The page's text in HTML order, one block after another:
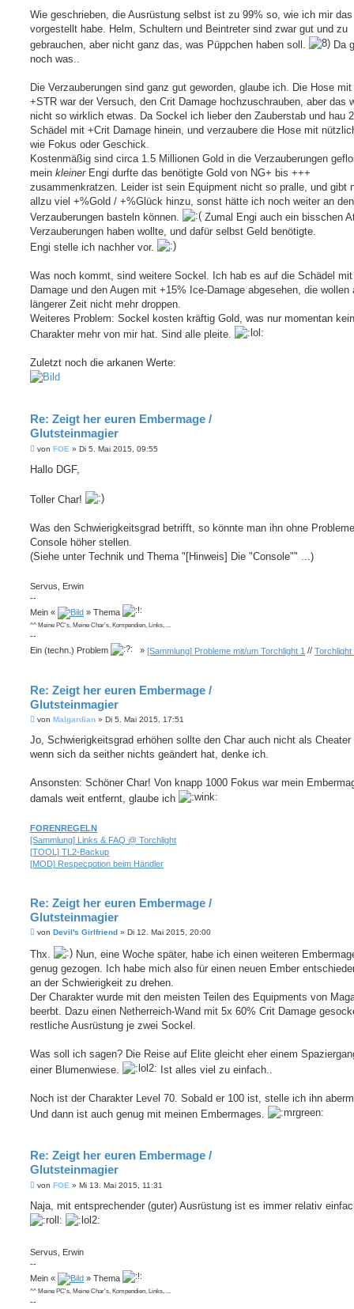
Wie geschrieben, die Ausrüstung selbst ist zu 99% so, wie ich mir das
vorgestellt habe. Helm, Schultern und Beintreter sind zwar gut und zu
gebrauchen, aber nicht ganz das, was Püppchen haben soll.
Da
noch was..
Die Verzauberungen sind ganz gut geworden, glaube ich. Die Hose mit
+STR war der Versuch, den Crit Damage hochzuschrauben, aber das
nicht so wirklich etwas. Da Sockel ich lieber den Zauberstab und hau 2
Schädel mit +Crit Damage hinein, und verzaubere die Hose mit
wie Fokus oder Geschick.
Kostenmäßig sind circa 1.5 Millionen Gold in die Verzauberungen
mein kleinerEngi durfte das benötigte Gold von NG+ bis +++
zusammenkratzen. Leider ist sein Equipment nicht so pralle, und gibt
allzu viel +%Gold / +%Glück hinzu, sonst hätte ich noch weiter an den
Verzauberungen basteln können.
Zumal Engi auch ein bisschen
Verzauberungen haben wollte, und dafür selbst Geld benötigte.
Engi stelle ich nachher vor.
Was noch kommt, sind weitere Sockel. Ich hab es auf die Schädel
Damage und den Augen mit +15% Ice-Damage abgesehen, die wollen
längerer Zeit nicht mehr droppen.
Weiteres Problem: Sockel kosten kräftig Gold, was nur momentan kein
Charakter mehr von mir hat. Sind alle pleite.
Zuletzt noch die arkanen Werte:
Re: Zeigt her euren Embermage /
Glutsteinmagier
B
i
a
g
von FOE » Di 5. Mai 2015, 09:55
Hallo DGF,
Toller Char!
Was den Schwierigkeitsgrad betrifft, so könnte man ihn ohne
Console höher stellen.
(Siehe unter Technik und Thema "[Hinweis] Die "Console"" ...)
Servus, Erwin
--
Mein «
» Thema
^^ Meine PC's, Meine Char's, Kompendien, Links, ...
--
Ein (techn.) Problem
» [Sammlung] Probleme mit/um Torchlight 1 // Torchlight
Re: Zeigt her euren Embermage /
Glutsteinmagier
B
i
r
von Malgardian » Di 5. Mai 2015, 17:51
Jo, Schwierigkeitsgrad erhöhen sollte den Char auch nicht als Cheater
wenn sich da seither nichts geändert hat, denke ich.
Ansonsten: Schöner Char! Von knapp 1000 Fokus war mein
damals weit entfernt, glaube ich
FORENREGELN
[Sammlung] Links & FAQ @ Torchlight
[TOOL] TL2-Backup
[MOD] Respecpotion beim Händler
Re: Zeigt her euren Embermage /
Glutsteinmagier
B
i
r
a
g
von Devil's Girlfriend » Di 12. Mai 2015, 20:00
Thx.
Nun, eine Woche später, habe ich einen weiteren
genug gezogen. Ich habe mich also für einen neuen Ember
an der Schwierigkeit zu drehen.
Der Charakter wurde mit den meisten Teilen des Equipments von
beerbt. Dazu einen Netherreich-Wand mit 5x 60% Crit Damage
restliche Ausrüstung je zwei Sockel.
Was soll ich sagen? Die Reise auf Elite gleicht eher einem
einer Blumenwiese.
Ist alles viel zu einfach..
Noch ist der Charakter Level 70. Sobald er 100 ist, stelle ich ihn
Und dann ist auch genug mit meinen Embermages.
Re: Zeigt her euren Embermage /
Glutsteinmagier
B
t
r
von FOE » Mi 13. Mai 2015, 11:31
Naja, mit entsprechender (guter) Ausrüstung ist es immer relativ
Servus, Erwin
--
Mein «
» Thema
^^ Meine PC's, Meine Char's, Kompendien, Links, ...
--